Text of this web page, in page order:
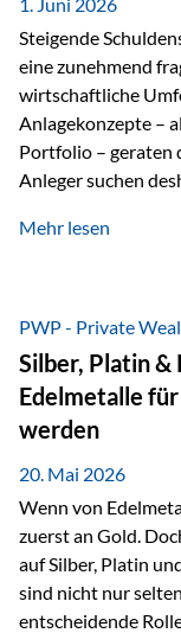
Dennoch sieht…
Steigende
eine zunehmend
wirtschaftliche
Anlagekonzepte –
Portfolio – geraten
Anleger suchen
Unsicherheit
monetäre Rolle
bemerkenswerte
Treiber sind
Spannungen und
ungedeckte
Vertrauensverlust
Mehr lesen
PWP - Private
Silber, Platin &
Edelmetalle
werden
20. Mai 2026
Wenn von
zuerst an Gold.
auf Silber, Platin
sind nicht nur
entscheidende